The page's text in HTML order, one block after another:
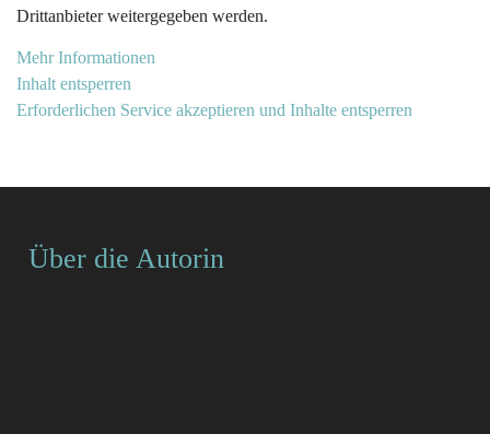
Drittanbieter weitergegeben werden.
Mehr Informationen
Inhalt entsperren
Erforderlichen Service akzeptieren und Inhalte entsperren
Über die Autorin